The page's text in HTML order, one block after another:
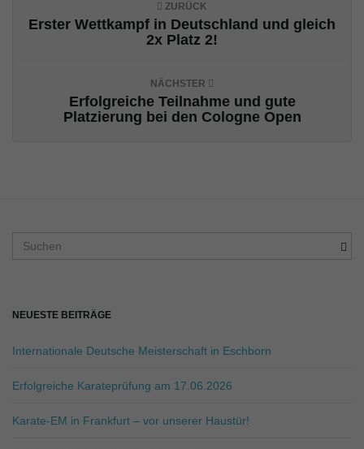
ZURÜCK
Erster Wettkampf in Deutschland und gleich
2x Platz 2!
NÄCHSTER
Erfolgreiche Teilnahme und gute
Platzierung bei den Cologne Open
b
g
i
f
NEUESTE BEITRÄGE
Internationale Deutsche Meisterschaft in Eschborn
Erfolgreiche Karateprüfung am 17.06.2026
Karate-EM in Frankfurt – vor unserer Haustür!